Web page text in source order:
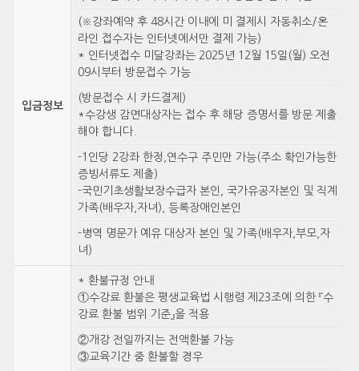
입금정보
(※강좌예약 후 48시간 이내에 미 결제시 자동취소/온
라인 접수자는 인터넷에서만 결제 가능)
* 인터넷접수 미달강좌는 2025년 12월 15일(월) 오전
09시부터 방문접수 가능
(방문접수 시 카드결제)
*수강생 감면대상자는 접수 후 해당 증명서를 방문 제출
해야 합니다.
-1인당 2강좌 한정,연수구 주민만 가능(주소 확인가능한
증빙서류도 제출)
-국민기초생활보장수급자 본인, 국가유공자본인 및 직계
가족(배우자,자녀), 등록장애인본인
-병역 명문가 예유 대상자 본인 및 가족(배우자,부모,자
녀)
* 환불규정 안내
①수강료 환불은 평생교육법 시행령 제23조에 의한 『수
강료 환불 범위 기준』을 적용
②개강 전일까지는 전액환불 가능
③교육기간 중 환불할 경우